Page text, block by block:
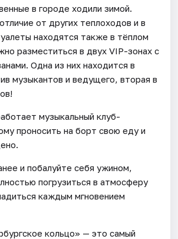
в городе ходили зимой.
от других теплоходов и в
находятся также в тёплом
разместиться в двух VIP-зонах с
Одна из них находится в
музыкантов и ведущего, вторая в
музыкальный клуб-
проносить на борт свою еду и
и побалуйте себя ужином,
погрузиться в атмосферу
каждым мгновением
кольцо» — это самый